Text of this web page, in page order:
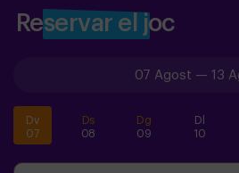
Reservar el joc
07 Agost — 13
Dv
07
Ds
08
Dg
09
Dl
10